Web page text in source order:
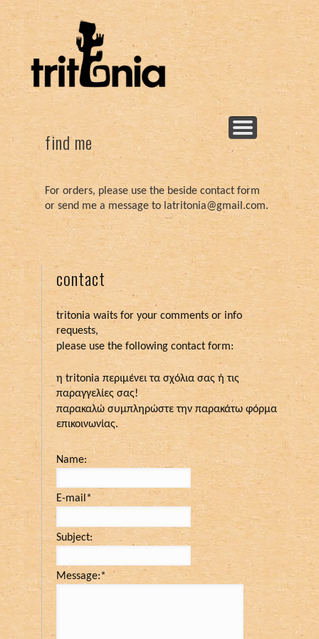
Deodorants
Oils
Floral water
Body butters
Soaps
Salves
Find me
New products!
Νεα προϊόντα!
find me
For orders, please use the beside contact form
or send me a message to latritonia@gmail.com.
contact
tritonia waits for your comments or info
requests,
please use the following contact form:
η tritonia περιμένει τα σχόλια σας ή τις
παραγγελίες σας!
παρακαλώ συμπληρώστε την παρακάτω φόρμα
επικοινωνίας.
Name:
E-mail*
Subject:
Message:*